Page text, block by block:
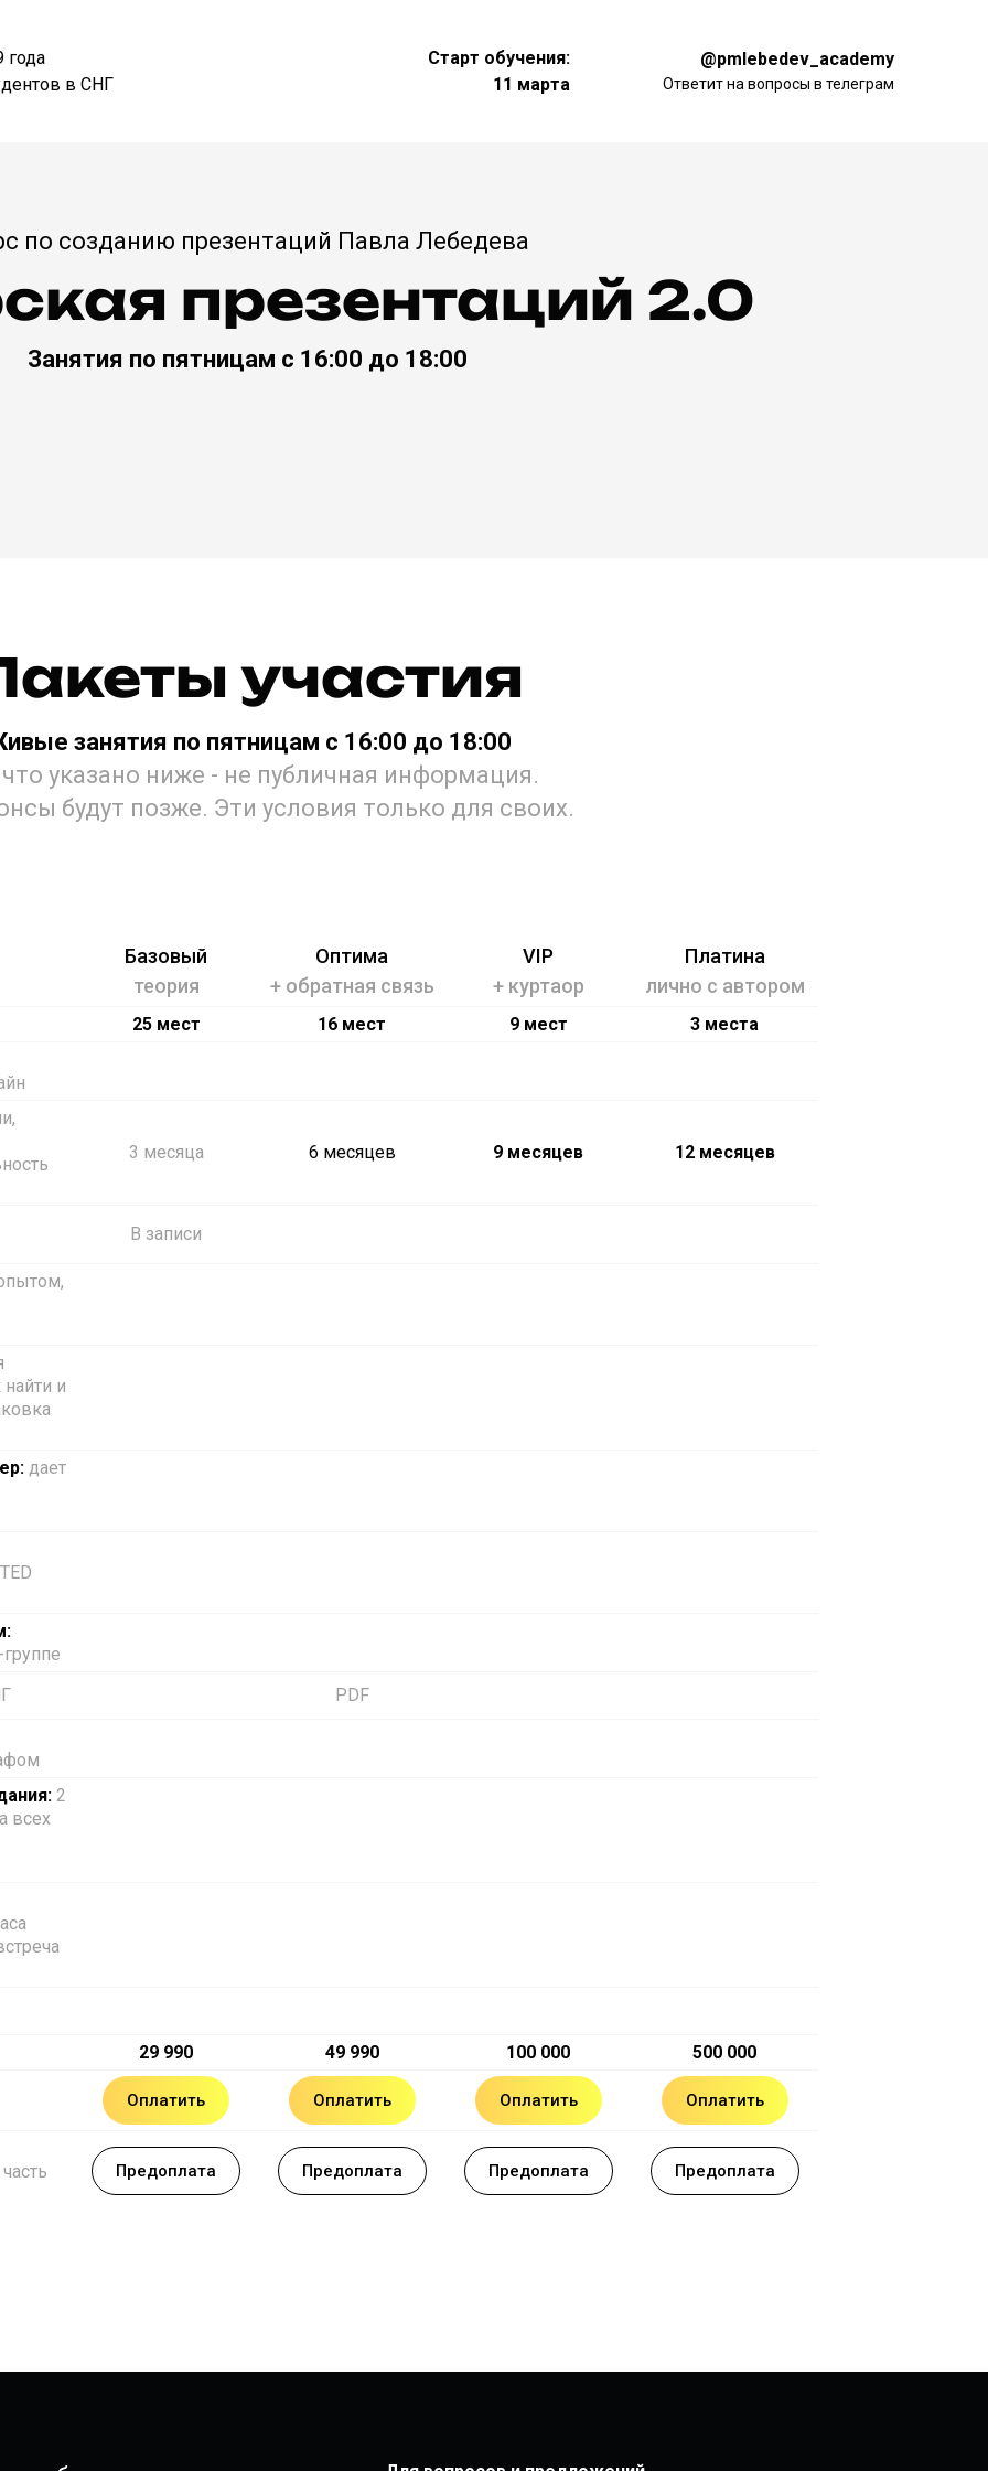
года
в СНГ
Старт обучения:
11 марта
@pmlebedev_academy
Ответит на вопросы в телеграм
по созданию презентаций Павла Лебедева
презентаций 2.0
Занятия по пятницам с 16:00 до 18:00
участия
занятия по пятницам с 16:00 до 18:00
что указано ниже - не публичная информация.
будут позже. Эти условия только для своих.
Базовый
теория
Оптима
+ обратная связь
VIP
+ куртаор
Платина
лично с автором
25 мест 16 мест 9 мест
3 места
3 месяца 6 месяцев 9 месяцев 12 месяцев
В записи
и
дает
PDF
2
всех
29 990 49 990 100 000 500 000
Оплатить Оплатить Оплатить Оплатить
Предоплата Предоплата Предоплата Предоплата